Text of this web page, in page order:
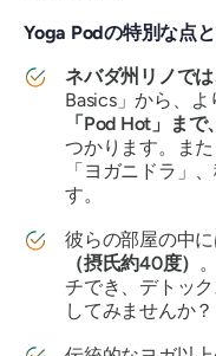
Yoga Podの特別な点
ネバダ州リノで
Basics」から、よ
「Pod Hot」ま
つかります。また
「ヨガニドラ」
す。
彼らの部屋の中
（摂氏約40度）
チでき、デトッ
してみませんか？